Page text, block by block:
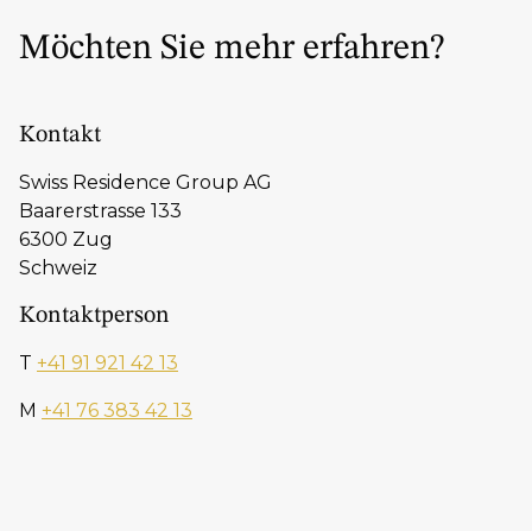
Möchten Sie mehr erfahren?
Kontakt
Swiss Residence Group AG
Baarerstrasse 133
6300 Zug
Schweiz
Kontaktperson
T +41 91 921 42 13
M +41 76 383 42 13